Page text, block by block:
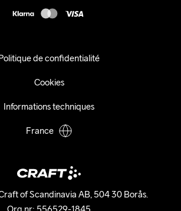
of Scandinavia AB, 504 30 Borås.
de confidentialité
Cookies
Informations techniques
France